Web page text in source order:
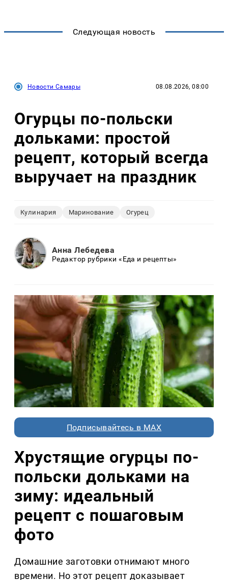
Следующая новость
Новости Самары 08.08.2026, 08:00
Огурцы по‑польски
дольками: простой
рецепт, который всегда
выручает на праздник
Кулинария Маринование Огурец
Анна Лебедева
Редактор рубрики «Еда и рецепты»
Подписывайтесь в MAX
Хрустящие огурцы по-
польски дольками на
зиму: идеальный
рецепт с пошаговым
фото
Домашние заготовки отнимают много
времени. Но этот рецепт доказывает